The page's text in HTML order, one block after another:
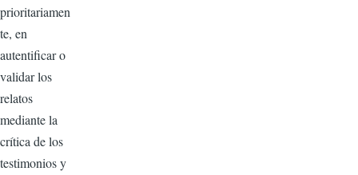
prioritariamen
te, en
autentificar o
validar los
relatos
mediante la
crítica de los
testimonios y